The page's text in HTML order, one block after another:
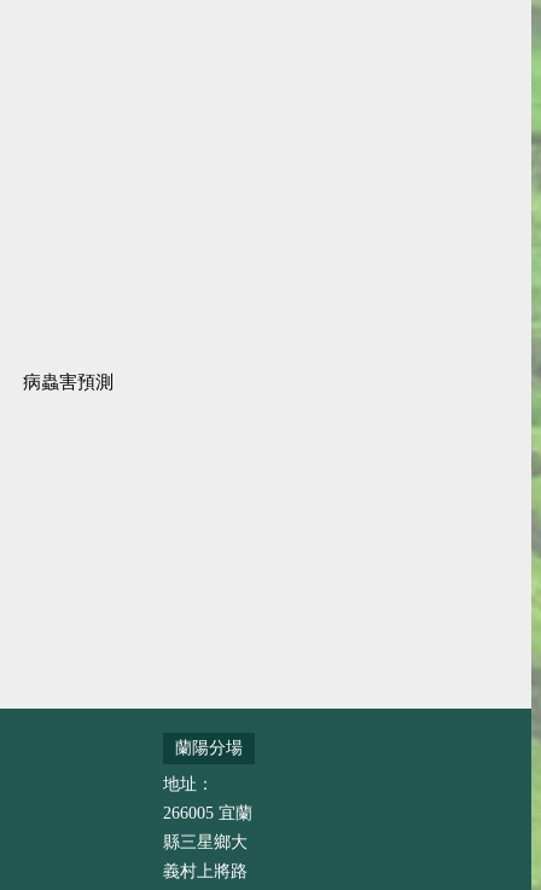
病蟲害預測
蘭陽分場
地址：
266005 宜蘭
縣三星鄉大
義村上將路